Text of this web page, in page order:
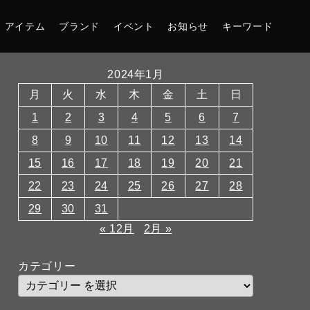
アイテム ブランド イベント お知らせ キーワード
2024年1月
月
火 水 木 金 土
日
1
2 3 4 5 6
7
8
9 10 11 12 13
14
15
16 17 18 19 20
21
22
23 24 25 26 27
28
29
30
31
« 12月
2月 »
カテゴリー